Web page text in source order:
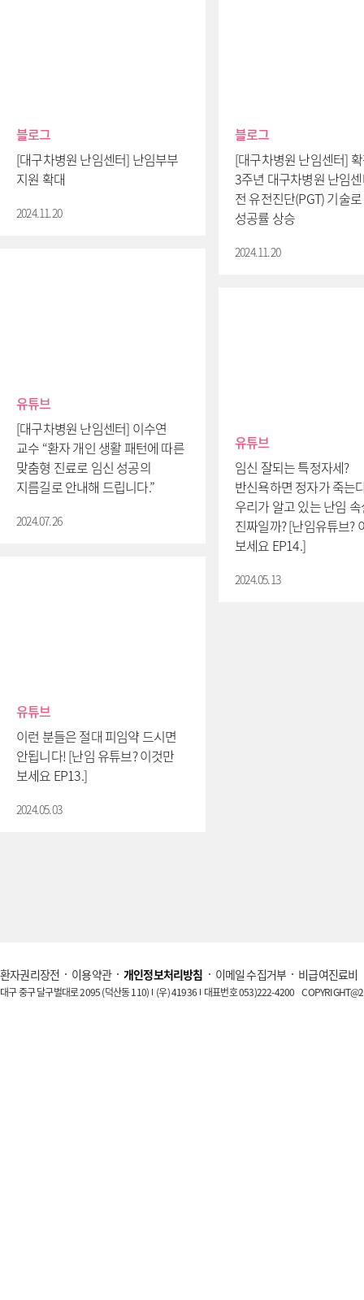
블로그
[대구차병원 난임센터] 난임부부
지원 확대
2024.11.20
블로그
[대구차병원 난임센터]
3주년 대구차병원 난임
전 유전진단(PGT) 기술
성공률 상승
2024.11.20
유튜브
[대구차병원 난임센터] 이수연
교수 “환자 개인 생활 패턴에 따른
맞춤형 진료로 임신 성공의
지름길로 안내해 드립니다.”
2024.07.26
유튜브
임신 잘되는 특정자세?
반신욕하면 정자가 죽는
우리가 알고 있는 난임
진짜일까? [난임유튜브?
보세요 EP14.]
2024.05.13
유튜브
이런 분들은 절대 피임약 드시면
안됩니다! [난임 유튜브? 이것만
보세요 EP13.]
2024.05.03
환자권리장전 이용약관 개인정보처리방침 이메일 수집거부 비급여진료비
대구 중구 달구벌대로 2095 (덕산동 110) (우) 41936 대표번호 053)222-4200